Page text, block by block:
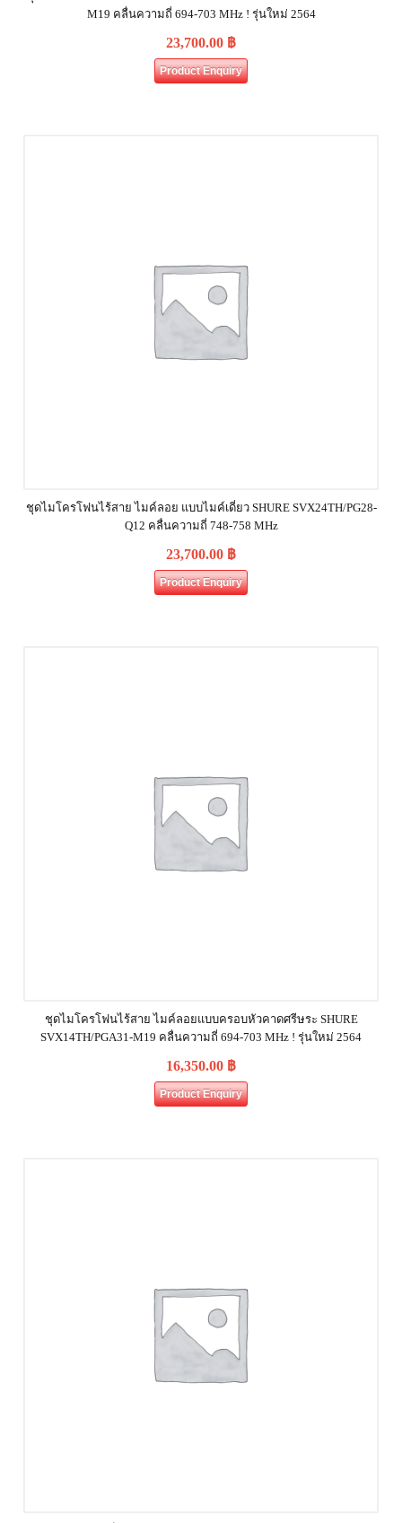
M19 คลื่นความถี่ 694-703 MHz ! รุ่นใหม่ 2564
23,700.00 ฿
Product Enquiry
ชุดไมโครโฟนไร้สาย ไมค์ลอย แบบไมค์เดี่ยว SHURE SVX24TH/PG28-
Q12 คลื่นความถี่ 748-758 MHz
23,700.00 ฿
Product Enquiry
ชุดไมโครโฟนไร้สาย ไมค์ลอยแบบครอบหัวคาดศรีษระ SHURE
SVX14TH/PGA31-M19 คลื่นความถี่ 694-703 MHz ! รุ่นใหม่ 2564
16,350.00 ฿
Product Enquiry